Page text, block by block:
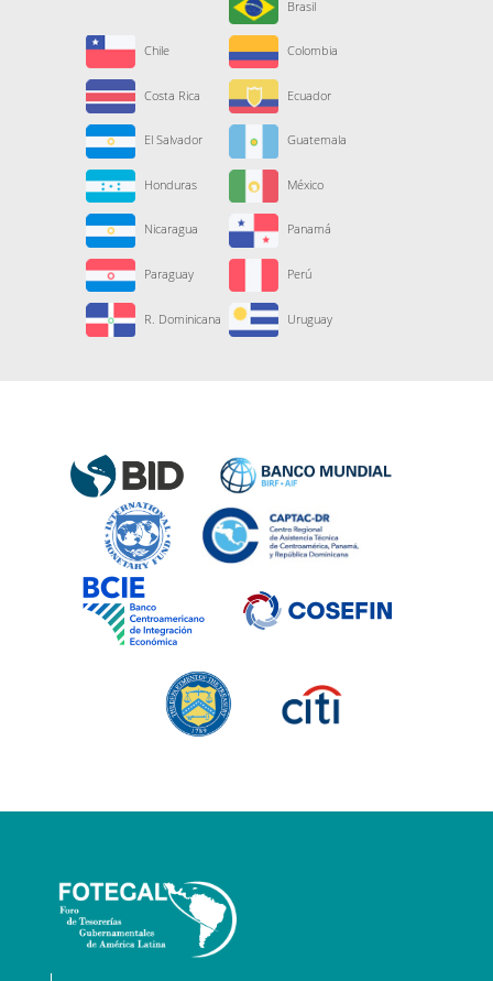
Brasil
Chile Colombia
Costa Rica Ecuador
El Salvador Guatemala
Honduras México
Nicaragua Panamá
Paraguay Perú
R. Dominicana Uruguay